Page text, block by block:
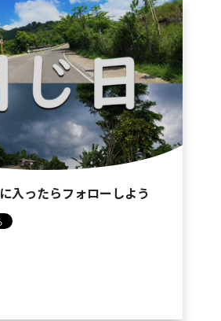
入ったらフォローしよう